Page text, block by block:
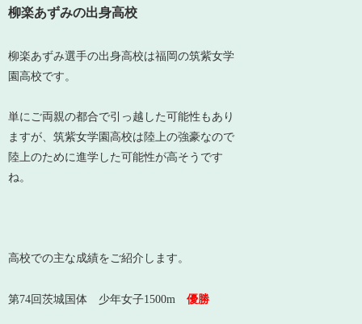
柳楽あずみの出身高校
柳楽あずみ選手の出身高校は福岡の筑紫女学
園高校です。
単にご両親の都合で引っ越した可能性もあり
ますが、筑紫女学園高校は陸上の強豪なので
陸上のために進学した可能性が高そうです
ね。
高校での主な成績をご紹介します。
第74回茨城国体 少年女子1500m優勝